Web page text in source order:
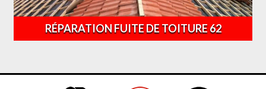
RÉPARATION FUITE DE TOITURE 62